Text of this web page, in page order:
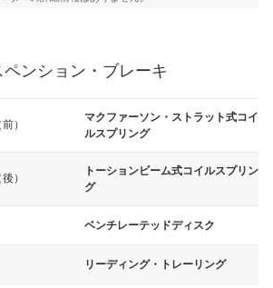
ペンション・ブレーキ
）
マクファーソン・ストラット式コイ
ルスプリング
）
トーションビーム式コイルスプリン
グ
ベンチレーテッドディスク
リーディング・トレーリング